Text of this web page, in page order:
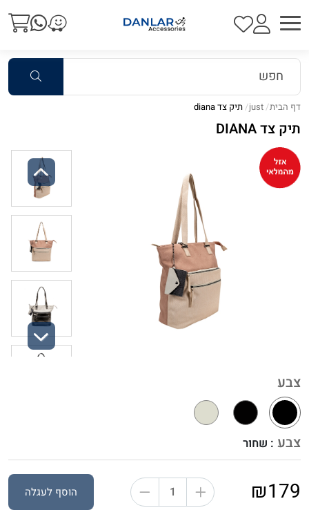
דף הבית just תיק צד diana
תיק צד DIANA
צבע
צבע : שחור
₪179 הוסף לעגלה
Previous
Next